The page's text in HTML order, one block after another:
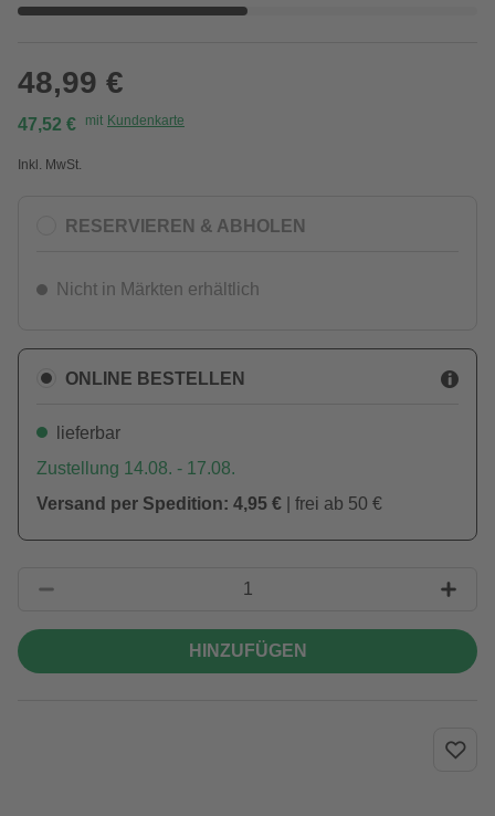
48,99 €
47,52 € mit Kundenkarte
Inkl. MwSt.
RESERVIEREN & ABHOLEN
Nicht in Märkten erhältlich
ONLINE BESTELLEN
lieferbar
Zustellung 14.08. - 17.08.
Versand per Spedition: 4,95 € | frei ab 50 €
HINZUFÜGEN